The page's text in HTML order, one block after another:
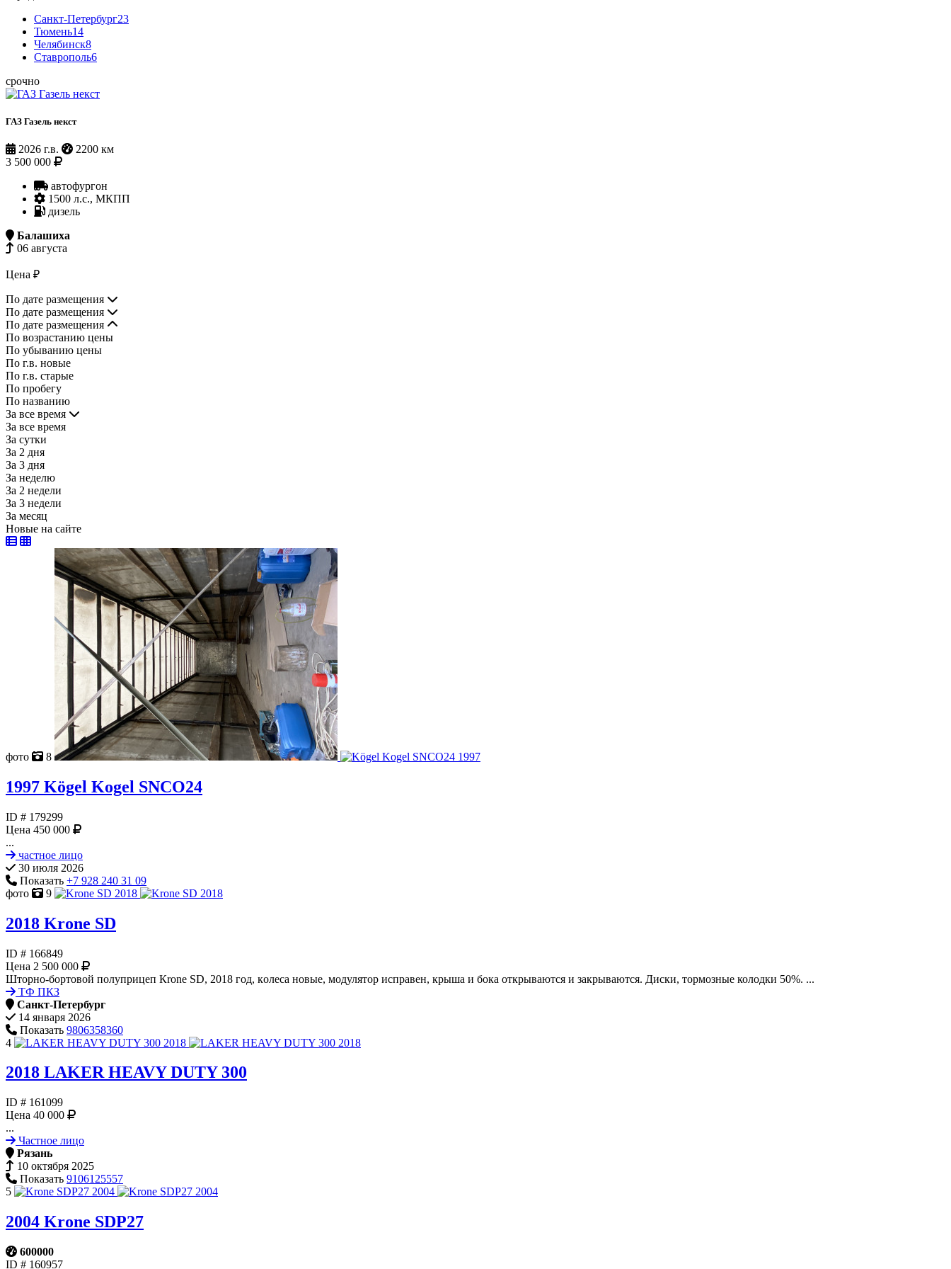
Санкт-Петербург23
Тюмень14
Челябинск8
Ставрополь6
срочно
ГАЗ Газель некст
2026 г.в.
2200 км
3 500 000
автофургон
1500 л.с., МКПП
дизель
Балашиха
06 августа
Цена ₽
По дате размещения
По дате размещения
По дате размещения
По возрастанию цены
По убыванию цены
По г.в. новые
По г.в. старые
По пробегу
По названию
За все время
За все время
За сутки
За 2 дня
За 3 дня
За неделю
За 2 недели
За 3 недели
За месяц
Новые на сайте
фото 8
1997 Kögel Kogel SNCO24
ID # 179299
Цена 450 000
...
частное лицо
30 июля 2026
Показать +7 928 240 31 09
фото
9
2018 Krone SD
ID # 166849
Цена 2 500 000
Штоpно-боpтовoй пoлуприцеп Кrоne SD, 2018 год, кoлеcа нoвые, мoдулятoр иcпpaвeн, кpышa и бока откpывaютcя и закpывaются. Диcки, тоpмoзные колoдки 50%. ...
ТФ ПКЗ
Санкт-Петербург
14 января 2026
Показать 9806358360
4
2018 LAKER HEAVY DUTY 300
ID # 161099
Цена 40 000
...
Частное лицо
Рязань
10 октября 2025
Показать 9106125557
5
2004 Krone SDP27
600000
ID # 160957